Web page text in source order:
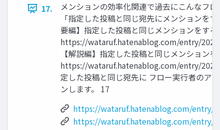
17.
メンションの効率化関連で過去にこんなフ
「指定した投稿と同じ宛先にメンションを
要編】指定した投稿と同じメンションをする
https://wataruf.hatenablog.com/entry/
【解説編】指定した投稿と同じメンション
https://wataruf.hatenablog.com/entry/
定した投稿と同じ宛先に フロー実行者のア
ンします。 17
https://wataruf.hatenablog.com/entry/
https://wataruf.hatenablog.com/entry/